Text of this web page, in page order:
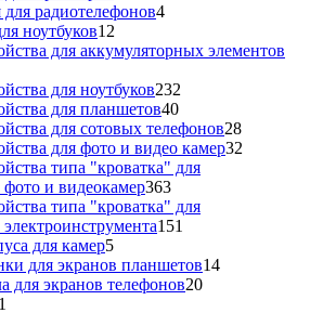
товаров
радиотелефонов44
ноутбуков12
товаров
для аккумуляторных элементов
для ноутбуков232
для планшетов4040
товаров
для сотовых телефонов2828
товаров
для фото и видео камер32
типа "кроватка" для
фото и видеокамер363363
товара
типа "кроватка" для
151
для камер55
товаров
для экранов планшетов1414
для экранов телефонов2020